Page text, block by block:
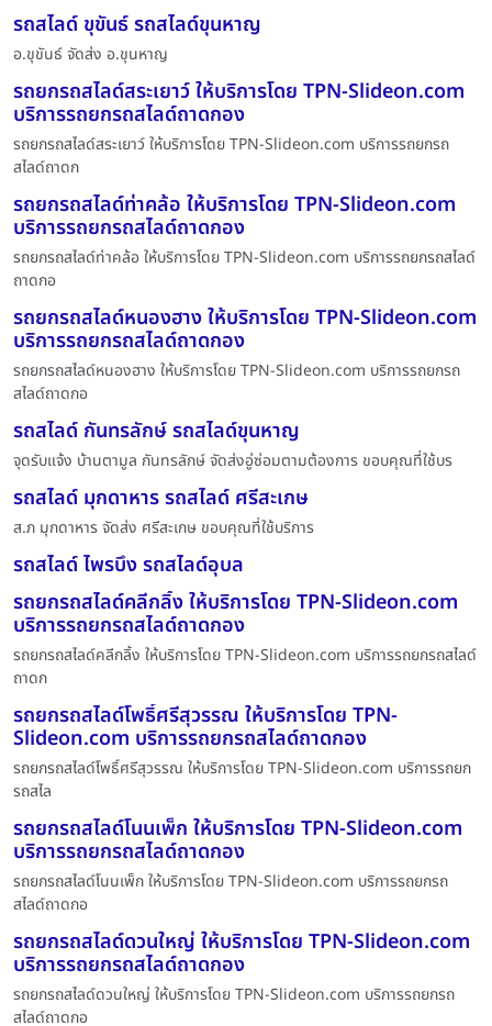
รถสไลด์ ขุขันธ์ รถสไลด์ขุนหาญ
อ.ขุขันธ์ จัดส่ง อ.ขุนหาญ
รถยกรถสไลด์สระเยาว์ ให้บริการโดย TPN-Slideon.com
บริการรถยกรถสไลด์ถาดกอง
รถยกรถสไลด์สระเยาว์ ให้บริการโดย TPN-Slideon.com บริการรถยกรถ
สไลด์ถาดก
รถยกรถสไลด์ท่าคล้อ ให้บริการโดย TPN-Slideon.com
บริการรถยกรถสไลด์ถาดกอง
รถยกรถสไลด์ท่าคล้อ ให้บริการโดย TPN-Slideon.com บริการรถยกรถสไลด์
ถาดกอ
รถยกรถสไลด์หนองฮาง ให้บริการโดย TPN-Slideon.com
บริการรถยกรถสไลด์ถาดกอง
รถยกรถสไลด์หนองฮาง ให้บริการโดย TPN-Slideon.com บริการรถยกรถ
สไลด์ถาดกอ
รถสไลด์ กันทรลักษ์ รถสไลด์ขุนหาญ
จุดรับแจ้ง บ้านตามูล กันทรลักษ์ จัดส่งอู่ซ่อมตามต้องการ ขอบคุณที่ใช้บร
รถสไลด์ มุกดาหาร รถสไลด์ ศรีสะเกษ
ส.ภ มุกดาหาร จัดส่ง ศรีสะเกษ ขอบคุณที่ใช้บริการ
รถสไลด์ ไพรบึง รถสไลด์อุบล
รถยกรถสไลด์คลีกลิ้ง ให้บริการโดย TPN-Slideon.com
บริการรถยกรถสไลด์ถาดกอง
รถยกรถสไลด์คลีกลิ้ง ให้บริการโดย TPN-Slideon.com บริการรถยกรถสไลด์
ถาดก
รถยกรถสไลด์โพธิ์ศรีสุวรรณ ให้บริการโดย TPN-
Slideon.com บริการรถยกรถสไลด์ถาดกอง
รถยกรถสไลด์โพธิ์ศรีสุวรรณ ให้บริการโดย TPN-Slideon.com บริการรถยก
รถสไล
รถยกรถสไลด์โนนเพ็ก ให้บริการโดย TPN-Slideon.com
บริการรถยกรถสไลด์ถาดกอง
รถยกรถสไลด์โนนเพ็ก ให้บริการโดย TPN-Slideon.com บริการรถยกรถ
สไลด์ถาดกอ
รถยกรถสไลด์ดวนใหญ่ ให้บริการโดย TPN-Slideon.com
บริการรถยกรถสไลด์ถาดกอง
รถยกรถสไลด์ดวนใหญ่ ให้บริการโดย TPN-Slideon.com บริการรถยกรถ
สไลด์ถาดกอ